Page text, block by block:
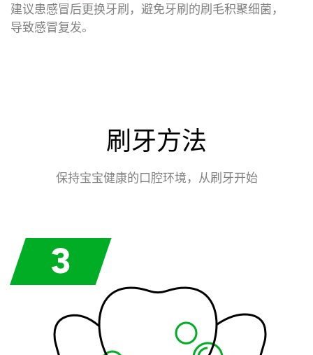
建议患感冒后更换牙刷，避免牙刷的刷毛积聚细菌，
导致感冒复发。
刷牙方法
保持宝宝健康的口腔环境，从刷牙开始